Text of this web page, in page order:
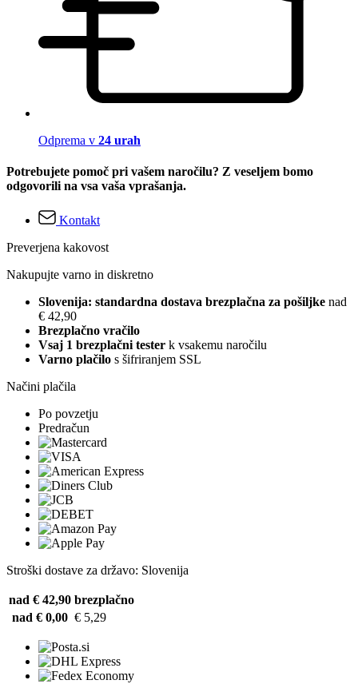
Odprema v 24 urah
Potrebujete pomoč pri vašem naročilu? Z veseljem bomo
odgovorili na vsa vaša vprašanja.
Kontakt
Preverjena kakovost
Nakupujte varno in diskretno
Slovenija: standardna dostava brezplačna za pošiljke nad
€ 42,90
Brezplačno vračilo
Vsaj 1 brezplačni tester k vsakemu naročilu
Varno plačilo s šifriranjem SSL
Načini plačila
Po povzetju
Predračun
Stroški dostave za državo: Slovenija
nad € 42,90 brezplačno
nad € 0,00 € 5,29